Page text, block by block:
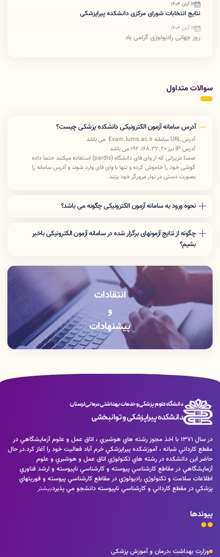
16 آبان 1404
نتایج انتخابات شورای مرکزی دانشکده پیراپزشکی
16 آبان 1404
روز جهانی رادیولوژی گرامی باد
سوالات متداول
آدرس سامانه آزمون الکترونیکی دانشکده پزشکی چیست؟
آدرس URL سامانه Exam.lums.ac.ir می باشد
آدرس IP نیز 192.168.32.20 می باشد
ضمنا عزیزانی که از وای فای دانشگاه (pardis) استفاده میکنند حتما داده
گوشی خود را خاموش کرده و تنها با وای فای وارد شوند و آدرس سامانه را
بصورت دستی در نوار مرورگر خود بزنند.
نحوه ورود به سامانه آزمون الکترونیکی چگونه می باشد؟
بنویسید و «ورود به آزمون» را بزنید.
چگونه از نتایج آزمونهای برگزار شده در سامانه آزمون الکترونیکی باخبر
بشیم؟
عبور» خود را وارد کرده و سپس کد امنیتی نمایش داده شده را بنویسید و «ورود به
پنل کاربری» را بزنید.
انتقادات
و
پیشنهادات
دانشگاه علوم پزشکی و خدمات بهداشتی درمانی لرستان
دانشکده پیراپزشکی و توانبخشی
در سال 1371 با اخذ مجوز رشته هاي هوشبري ، اتاق عمل و علوم آزمايشگاهي در
مقطع كارداني شبانه ، آموزشكده پيراپزشكي خرم آباد فعاليت خود را آغاز كرد.در حال
حاضر اين دانشكده در رشته هاي تكنولوژي اتاق عمل و هوشبري و علوم
آزمايشگاهي در مقاطع كارشناسي پيوسته و كارشناسي ناپيوسته و ارشد فناوري
اطلاعات سلامت و تكنولوژي راديولوژي در مقاطع كارشناسي پيوسته و فوريتهاي
پزشكي در مقطع كارداني و كارشناسي ناپيوسته دانشجو مي پذيردبیشتر
پیوندها
وزارت بهداشت ،درمان و آموزش پزشکی